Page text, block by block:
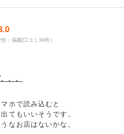
・掲載口コミ34件）
、、
ホで読み込むと
てもいいそうです。
なお店はないかな。